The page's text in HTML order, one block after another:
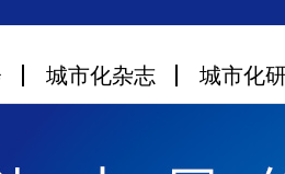
城市化杂志 城市化